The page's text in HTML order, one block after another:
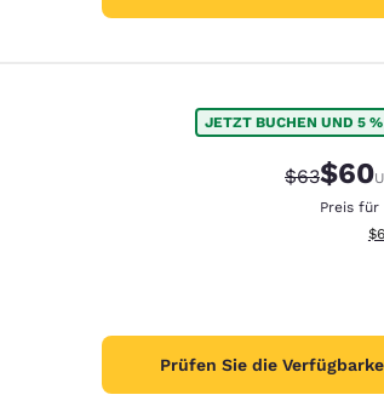
JETZT BUCHEN UND 5 %
$63$60
Preis
Prüfen Sie die